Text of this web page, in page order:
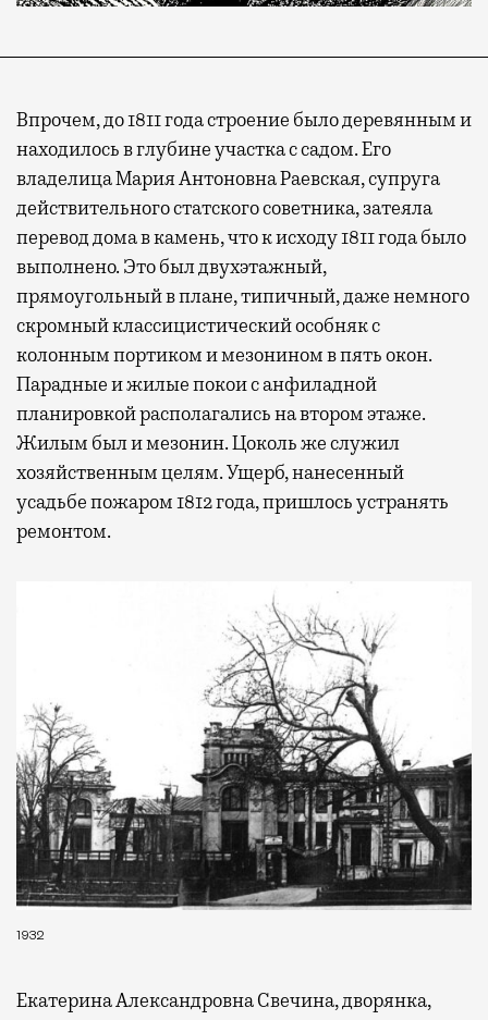
Впрочем, до 1811 года строение было деревянным и
находилось в глубине участка с садом. Его
владелица Мария Антоновна Раевская, супруга
действительного статского советника, затеяла
перевод дома в камень, что к исходу 1811 года было
выполнено. Это был двухэтажный,
прямоугольный в плане, типичный, даже немного
скромный классицистический особняк с
колонным портиком и мезонином в пять окон.
Парадные и жилые покои с анфиладной
планировкой располагались на втором этаже.
Жилым был и мезонин. Цоколь же служил
хозяйственным целям. Ущерб, нанесенный
усадьбе пожаром 1812 года, пришлось устранять
ремонтом.
1932
Екатерина Александровна Свечина, дворянка,